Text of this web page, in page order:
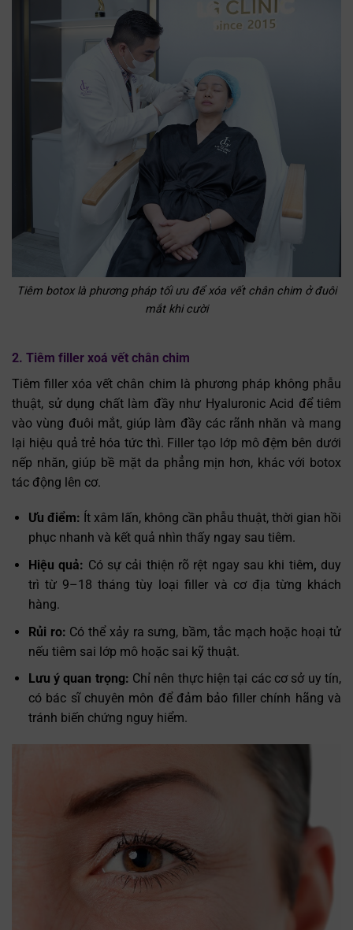
Tiêm botox là phương pháp tối ưu để xóa vết chân chim ở đuôi
mắt khi cười
2. Tiêm filler xoá vết chân chim
Tiêm filler xóa vết chân chim là phương pháp không phẫu
thuật, sử dụng chất làm đầy như Hyaluronic Acid để tiêm
vào vùng đuôi mắt, giúp làm đầy các rãnh nhăn và mang
lại hiệu quả trẻ hóa tức thì. Filler tạo lớp mô đệm bên dưới
nếp nhăn, giúp bề mặt da phẳng mịn hơn, khác với botox
tác động lên cơ.
Ưu điểm: Ít xâm lấn, không cần phẫu thuật, thời gian hồi
phục nhanh và kết quả nhìn thấy ngay sau tiêm.
Hiệu quả: Có sự cải thiện rõ rệt ngay sau khi tiêm, duy
trì từ 9–18 tháng tùy loại filler và cơ địa từng khách
hàng.
Rủi ro: Có thể xảy ra sưng, bầm, tắc mạch hoặc hoại tử
nếu tiêm sai lớp mô hoặc sai kỹ thuật.
Lưu ý quan trọng: Chỉ nên thực hiện tại các cơ sở uy tín,
có bác sĩ chuyên môn để đảm bảo filler chính hãng và
tránh biến chứng nguy hiểm.